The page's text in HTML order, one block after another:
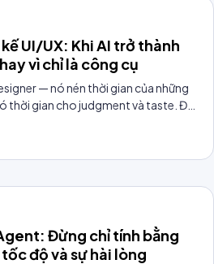
UI/UX: Khi AI trở thành
vì chỉ là công cụ
— nó nén thời gian của những
thời gian cho judgment và taste. Đội
Đừng chỉ tính bằng
độ và sự hài lòng